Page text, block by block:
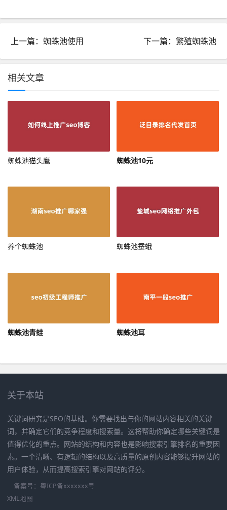
上一篇：蜘蛛池使用 下一篇：繁殖蜘蛛池
相关文章
蜘蛛池猫头鹰 蜘蛛池10元
养个蜘蛛池 蜘蛛池蚕蛾
蜘蛛池青蛙 蜘蛛池耳
关于本站
关键词研究是SEO的基础。你需要找出与你的网站内容相关的关键
词，并确定它们的竞争程度和搜索量。这将帮助你确定哪些关键词是
值得优化的重点。网站的结构和内容也是影响搜索引擎排名的重要因
素。一个清晰、有逻辑的结构以及高质量的原创内容能够提升网站的
用户体验，从而提高搜索引擎对网站的评分。
备案号： 粤ICP备xxxxxxx号
XML地图